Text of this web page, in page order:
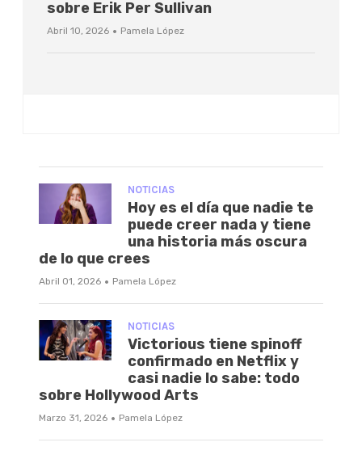
sobre Erik Per Sullivan
Abril 10, 2026 · Pamela López
NOTICIAS
Hoy es el día que nadie te
puede creer nada y tiene
una historia más oscura
de lo que crees
Abril 01, 2026 · Pamela López
NOTICIAS
Victorious tiene spinoff
confirmado en Netflix y
casi nadie lo sabe: todo
sobre Hollywood Arts
Marzo 31, 2026 · Pamela López